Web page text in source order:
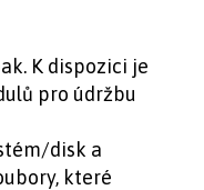
K dispozici je
pro údržbu
disk a
které